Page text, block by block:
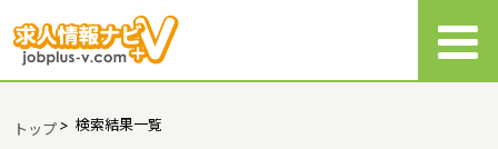
トップ> 検索結果一覧